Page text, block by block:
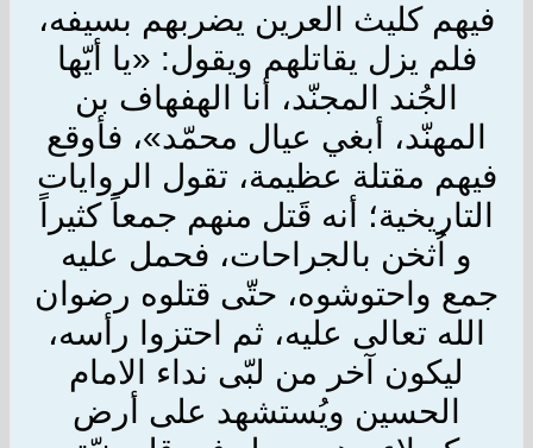
فيهم كليث العرين يضربهم بسيفه،
فلم يزل يقاتلهم ويقول: «يا أيّها
الجُند المجنّد، أنا الهفهاف بن
المهنّد، أبغي عيال محمّد»، فأوقع
فيهم مقتلة عظيمة، تقول الروايات
التاريخية؛ أنه قَتل منهم جمعاً كثيراً
و اُثخن بالجراحات، فحمل عليه
جمع واحتوشوه، حتّى قتلوه رضوان
الله تعالى عليه، ثم احتزوا رأسه،
ليكون آخر من لبّى نداء الامام
الحسين ويُستشهد على أرض